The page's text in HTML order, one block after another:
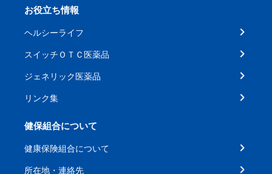
お役立ち情報
ヘルシーライフ
スイッチＯＴＣ医薬品
ジェネリック医薬品
リンク集
健保組合について
健康保険組合について
所在地・連絡先